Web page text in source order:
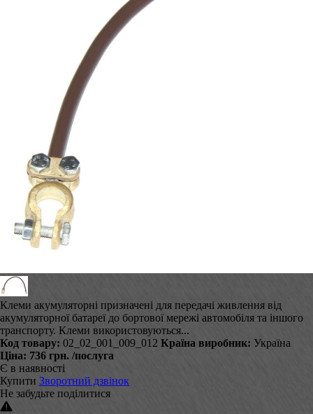
Клеми акумуляторні призначені для передачі живлення від
акумуляторної батареї до бортової мережі автомобіля та іншого
транспорту. Клеми використовуються...
Код товару: 02_02_001_009_012 Країна виробник: Україна
Ціна: 736 грн. /послуга
Є в наявності
Купити Зворотний дзвінок
Не забудьте поділитися